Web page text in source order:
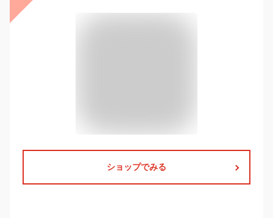
ショップでみる